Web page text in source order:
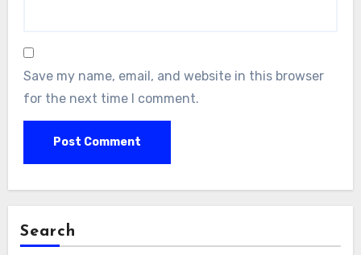
Save my name, email, and website in this browser
for the next time I comment.
Search